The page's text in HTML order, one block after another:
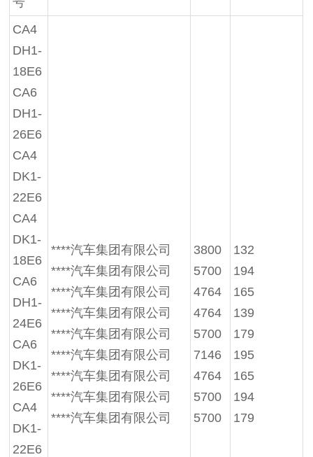
CA4
DH1-
18E6
CA6
DH1-
26E6
CA4
DK1-
22E6
CA4
DK1-
18E6
CA6
DH1-
24E6
CA6
DK1-
26E6
CA4
DK1-
22E6
****汽车集团有限公司
****汽车集团有限公司
****汽车集团有限公司
****汽车集团有限公司
****汽车集团有限公司
****汽车集团有限公司
****汽车集团有限公司
****汽车集团有限公司
****汽车集团有限公司
3800
5700
4764
4764
5700
7146
4764
5700
5700
132
194
165
139
179
195
165
194
179